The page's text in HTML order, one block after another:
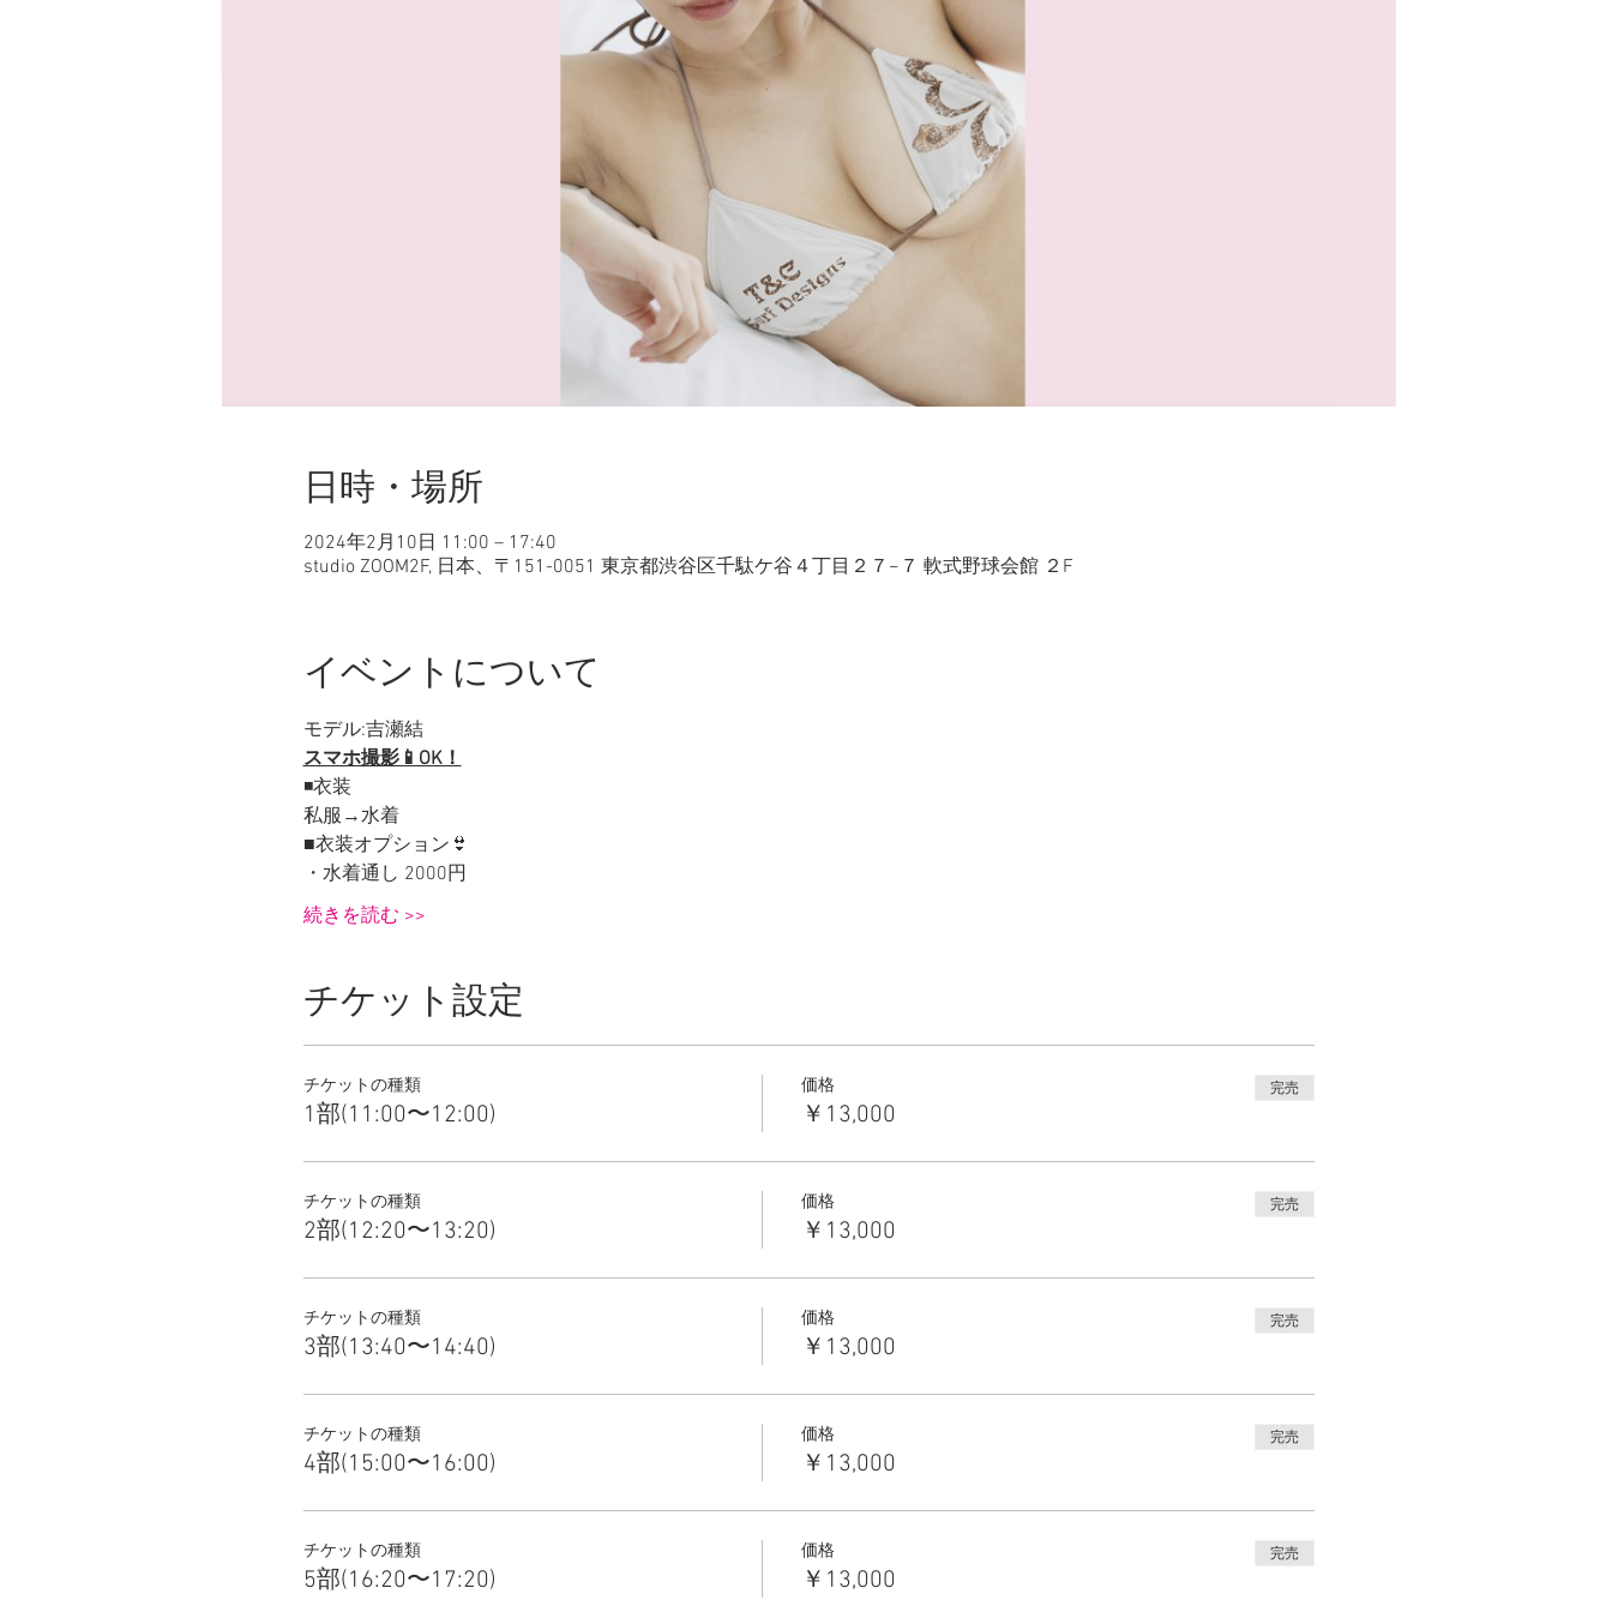
日時・場所
2024年2月10日 11:00 – 17:40
studio ZOOM2F, 日本、〒151-0051 東京都渋谷区千駄ケ谷４丁目２７−７ 軟式野球会館 ２F
イベントについて
モデル:吉瀬結
スマホ撮影📱OK！
◾️衣装
私服→水着
■衣装オプション👙
・水着通し 2000円
続きを読む >>
チケット設定
チケットの種類
1部(11:00〜12:00)
価格
￥13,000
完売
チケットの種類
2部(12:20〜13:20)
価格
￥13,000
完売
チケットの種類
3部(13:40〜14:40)
価格
￥13,000
完売
チケットの種類
4部(15:00〜16:00)
価格
￥13,000
完売
チケットの種類
5部(16:20〜17:20)
価格
￥13,000
完売